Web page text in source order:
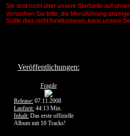
Sie sind nicht über unsere Startseite auf
Versuchen Sie bitte, die Menüführung
Sollte dies nicht funktionieren, kann unsere
Veröffentlichungen:
Fragile
Release: 07.11.2008
Laufzeit: 44:13 Min.
Inhalt: Das erste offizielle
Album mit 10 Tracks!